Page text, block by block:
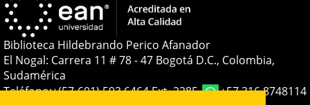
Biblioteca Hildebrando Perico Afanador
El Nogal: Carrera 11 # 78 - 47 Bogotá D.C., Colombia,
Sudamérica
Teléfono:+(57-601) 593 6464 Ext. 2285
+57 316 8748114